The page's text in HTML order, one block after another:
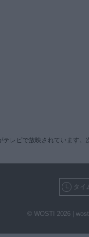
レビで放映されています
タイ
© WOSTI 2026 |